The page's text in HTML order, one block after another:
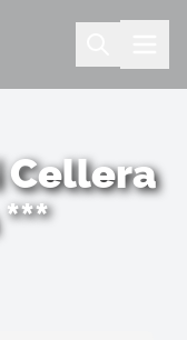
Cellera